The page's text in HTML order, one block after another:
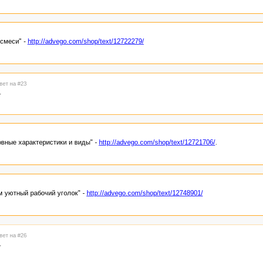
- http://advego.com/shop/text/12722279/
на #23
характеристики и виды" - http://advego.com/shop/text/12721706/.
уютный рабочий уголок" - http://advego.com/shop/text/12748901/
на #26